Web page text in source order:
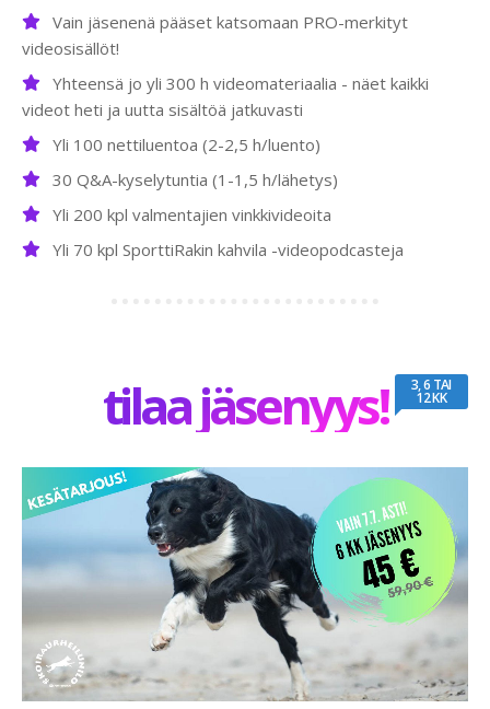
Vain jäsenenä pääset katsomaan PRO-merkityt
videosisällöt!
Yhteensä jo yli 300 h videomateriaalia - näet kaikki
videot heti ja uutta sisältöä jatkuvasti
Yli 100 nettiluentoa (2-2,5 h/luento)
30 Q&A-kyselytuntia (1-1,5 h/lähetys)
Yli 200 kpl valmentajien vinkkivideoita
Yli 70 kpl SporttiRakin kahvila -videopodcasteja
tilaa jäsenyys! 3, 6 TAI
12 KK